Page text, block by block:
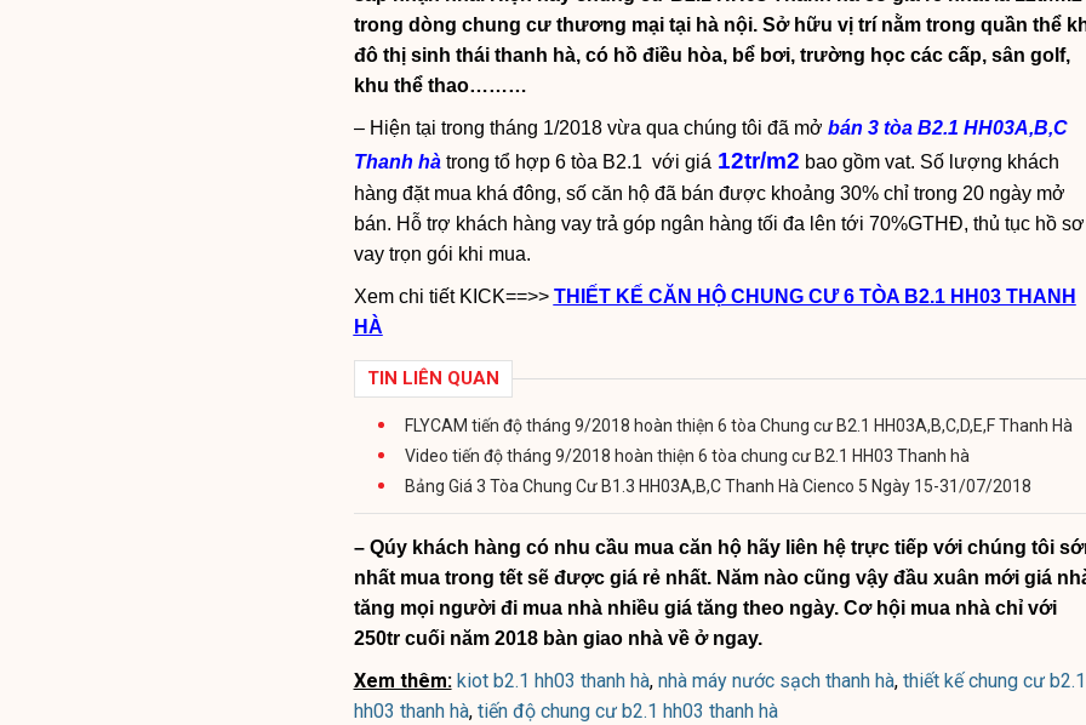
trong dòng chung cư thương mại tại hà nội. Sở hữu vị trí nằm trong quần thể
đô thị sinh thái thanh hà, có hồ điều hòa, bể bơi, trường học các cấp, sân golf,
khu thể thao………
– Hiện tại trong tháng 1/2018 vừa qua chúng tôi đã mở bán 3 tòa B2.1 HH03A,B,C
Thanh hàtrong tổ hợp 6 tòa B2.1 với giá 12tr/m2 bao gồm vat. Số lượng khách
hàng đặt mua khá đông, số căn hộ đã bán được khoảng 30% chỉ trong 20 ngày mở
bán. Hỗ trợ khách hàng vay trả góp ngân hàng tối đa lên tới 70%GTHĐ, thủ tục hồ sơ
vay trọn gói khi mua.
Xem chi tiết KICK==>> THIẾT KẾ CĂN HỘ CHUNG CƯ 6 TÒA B2.1 HH03 THANH
HÀ
TIN LIÊN QUAN
FLYCAM tiến độ tháng 9/2018 hoàn thiện 6 tòa Chung cư B2.1 HH03A,B,C,D,E,F Thanh Hà
Video tiến độ tháng 9/2018 hoàn thiện 6 tòa chung cư B2.1 HH03 Thanh hà
Bảng Giá 3 Tòa Chung Cư B1.3 HH03A,B,C Thanh Hà Cienco 5 Ngày 15-31/07/2018
– Qúy khách hàng có nhu cầu mua căn hộ hãy liên hệ trực tiếp với chúng tôi
nhất mua trong tết sẽ được giá rẻ nhất. Năm nào cũng vậy đầu xuân mới giá
tăng mọi người đi mua nhà nhiều giá tăng theo ngày. Cơ hội mua nhà chỉ với
250tr cuối năm 2018 bàn giao nhà về ở ngay.
Xem thêm: kiot b2.1 hh03 thanh hà, nhà máy nước sạch thanh hà, thiết kế chung cư b2.1
hh03 thanh hà, tiến độ chung cư b2.1 hh03 thanh hà